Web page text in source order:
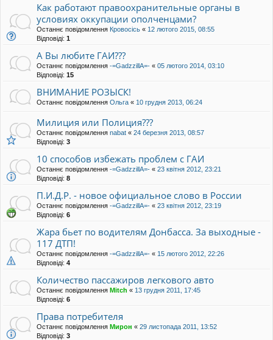
Как работают правоохранительные органы в
условиях оккупации ополченцами?
Останнє повідомлення Кровосісь « 12 лютого 2015, 08:55
Відповіді: 1
А Вы любите ГАИ???
Останнє повідомлення -=GadzzillA=- « 05 лютого 2014, 03:10
Відповіді: 15
ВНИМАНИЕ РОЗЫСК!
Останнє повідомлення Ольга « 10 грудня 2013, 06:24
Милиция или Полиция???
Останнє повідомлення nabat « 24 березня 2013, 08:57
Відповіді: 3
10 способов избежать проблем с ГАИ
Останнє повідомлення -=GadzzillA=- « 23 квітня 2012, 23:21
Відповіді: 8
П.И.Д.Р. - новое официальное слово в России
Останнє повідомлення -=GadzzillA=- « 23 квітня 2012, 23:19
Відповіді: 6
Жара бьет по водителям Донбасса. За выходные -
117 ДТП!
Останнє повідомлення -=GadzzillA=- « 15 лютого 2012, 22:26
Відповіді: 4
Количество пассажиров легкового авто
Останнє повідомлення Mitch « 13 грудня 2011, 17:45
Відповіді: 6
Права потребителя
Останнє повідомлення Мирон « 29 листопада 2011, 13:52
Відповіді: 3